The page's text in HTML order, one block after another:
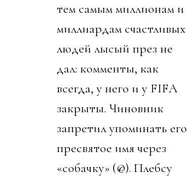
тем самым миллионам и
миллиардам счастливых
людей лысый през не
дал: комменты, как
всегда, у него и у FIFA
закрыты. Чиновник
запретил упоминать его
пресвятое имя через
«собачку» (@). Плебсу